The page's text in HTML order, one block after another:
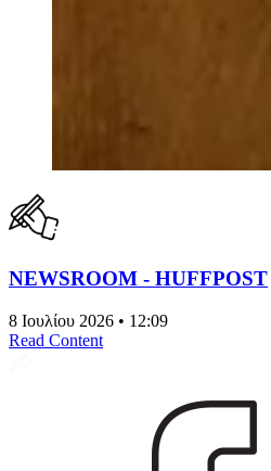
NEWSROOM - HUFFPOST
8 Ιουλίου 2026 • 12:09
Read Content